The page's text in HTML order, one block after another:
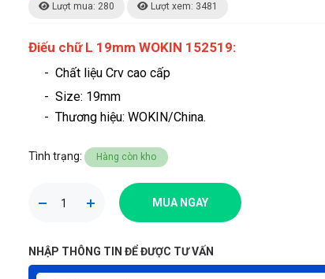
Lượt mua: 280 Lượt xem: 3481
Điếu chữ L 19mm WOKIN 152519:
- Chất liệu Crv cao cấp
- Size: 19mm
- Thương hiệu: WOKIN/China.
Tình trạng: Hàng còn kho
MUA NGAY
NHẬP THÔNG TIN ĐỂ ĐƯỢC TƯ VẤN